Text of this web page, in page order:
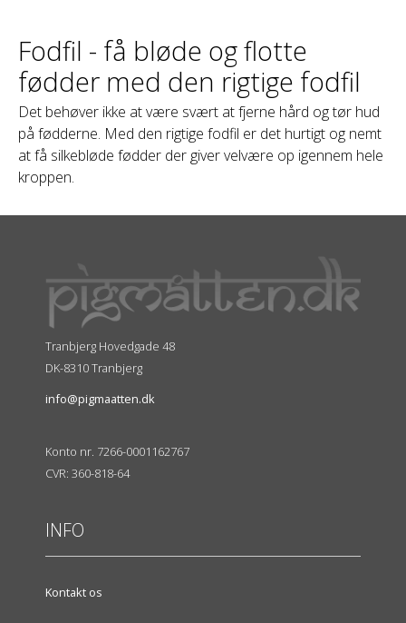
Fodfil - få bløde og flotte
fødder med den rigtige fodfil
Det behøver ikke at være svært at fjerne hård og tør hud
på fødderne. Med den rigtige fodfil er det hurtigt og nemt
at få silkebløde fødder der giver velvære op igennem hele
kroppen.
Tranbjerg Hovedgade 48
DK-8310 Tranbjerg
info@pigmaatten.dk
Konto nr. 7266-0001162767
CVR: 360-818-64
INFO
Kontakt os